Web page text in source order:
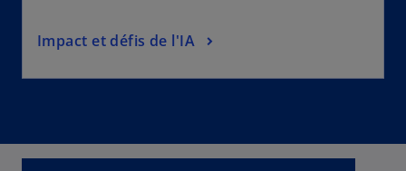
Impact et défis de l'IA